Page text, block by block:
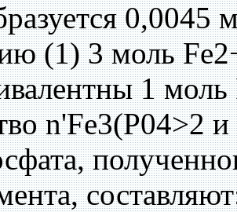
0,0045
(1) 3 моль
1
n'Fe3(P04>2